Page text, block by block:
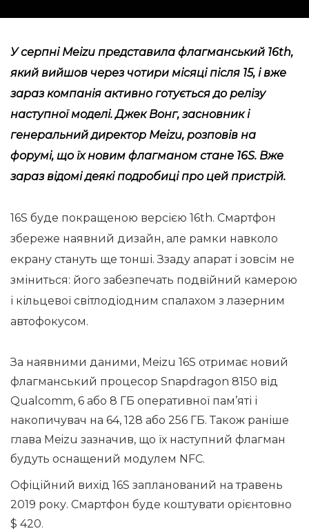
У серпні Meizu представила флагманський 16th,
який вийшов через чотири місяці після 15, і вже
зараз компанія активно готується до релізу
наступної моделі. Джек Вонг, засновник і
генеральний директор Meizu, розповів на
форумі, що їх новим флагманом стане 16S. Вже
зараз відомі деякі подробиці про цей пристрій.
16S буде покращеною версією 16th. Смартфон
збереже наявний дизайн, але рамки навколо
екрану стануть ще тонші. Ззаду апарат і зовсім не
зміниться: його забезпечать подвійний камерою
і кільцевої світлодіодним спалахом з лазерним
автофокусом.
За наявними даними, Meizu 16S отримає новий
флагманський процесор Snapdragon 8150 від
Qualcomm, 6 або 8 ГБ оперативної пам’яті і
накопичувач на 64, 128 або 256 ГБ. Також раніше
глава Meizu зазначив, що їх наступний флагман
будуть оснащений модулем NFC.
Офіційний вихід 16S запланований на травень
2019 року. Смартфон буде коштувати орієнтовно
$ 420.